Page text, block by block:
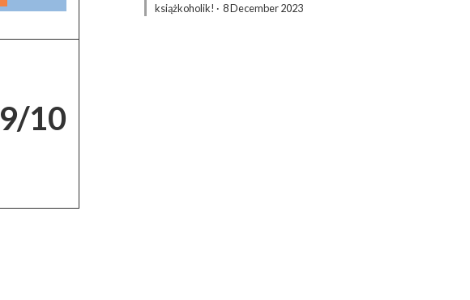
9/10
książkoholik! · 8 December 2023